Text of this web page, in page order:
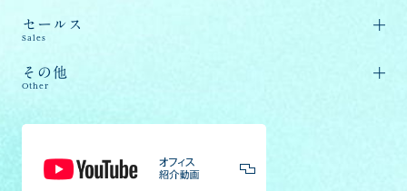
セールス
Sales
その他
Other